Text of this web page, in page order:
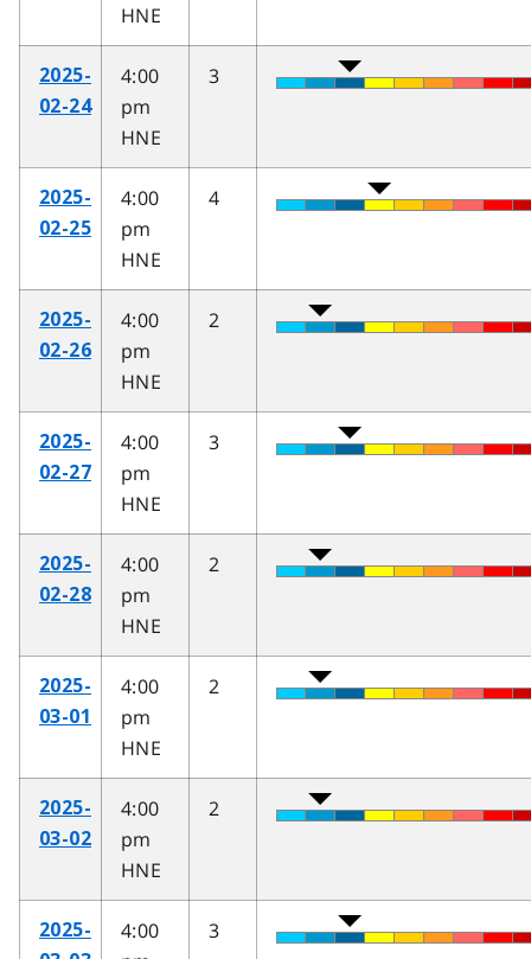
HNE
2025-
02-24
4:00
pm
HNE
3
2025-
02-25
4:00
pm
HNE
4
2025-
02-26
4:00
pm
HNE
2
2025-
02-27
4:00
pm
HNE
3
2025-
02-28
4:00
pm
HNE
2
2025-
03-01
4:00
pm
HNE
2
2025-
03-02
4:00
pm
HNE
2
2025-
4:00
3